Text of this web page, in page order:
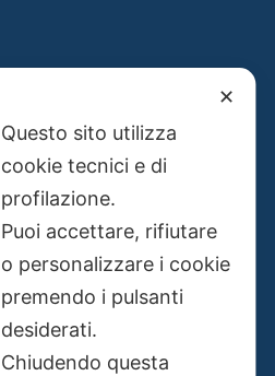
✕
Questo sito utilizza
cookie tecnici e di
profilazione.
Puoi accettare, rifiutare
o personalizzare i cookie
premendo i pulsanti
desiderati.
Chiudendo questa